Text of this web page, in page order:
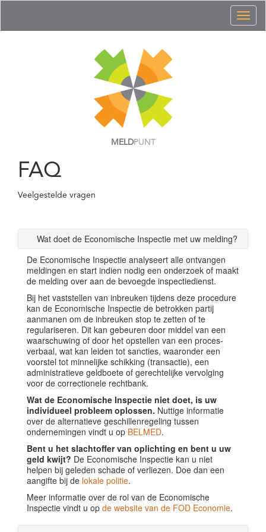
MELDPUNT
FAQ
Veelgestelde vragen
Wat doet de Economische Inspectie met uw melding?
De Economische Inspectie analyseert alle ontvangen
meldingen en start indien nodig een onderzoek of maakt
de melding over aan de bevoegde inspectiedienst.
Bij het vaststellen van inbreuken tijdens deze procedure
kan de Economische Inspectie de betrokken partij
aanmanen om de inbreuken stop te zetten of te
regulariseren. Dit kan gebeuren door middel van een
waarschuwing of door het opstellen van een proces-
verbaal, wat kan leiden tot sancties, waaronder een
voorstel tot minnelijke schikking (transactie), een
administratieve geldboete of gerechtelijke vervolging
voor de correctionele rechtbank.
Wat de Economische Inspectie niet doet, is uw
individueel probleem oplossen. Nuttige informatie
over de alternatieve geschillenregeling tussen
ondernemingen vindt u op BELMED.
Bent u het slachtoffer van oplichting en bent u uw
geld kwijt? De Economische Inspectie kan u niet
helpen bij geleden schade of verliezen. Doe dan een
aangifte bij de lokale politie.
Meer informatie over de rol van de Economische
Inspectie vindt u op de website van de FOD Economie.